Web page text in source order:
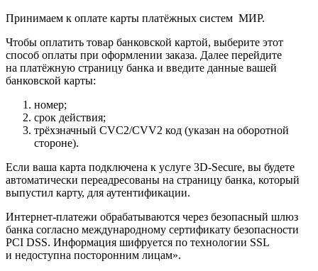
Принимаем к оплате карты платёжных систем МИР.
Чтобы оплатить товар банковской картой, выберите этот
способ оплаты при оформлении заказа. Далее перейдите
на платёжную страницу банка и введите данные вашей
банковской карты:
номер;
срок действия;
трёхзначный CVC2/CVV2 код (указан на оборотной
стороне).
Если ваша карта подключена к услуге 3D-Secure, вы будете
автоматически переадресованы на страницу банка, который
выпустил карту, для аутентификации.
Интернет-платежи обрабатываются через безопасный шлюз
банка согласно международному сертификату безопасности
PCI DSS. Информация шифруется по технологии SSL
и недоступна посторонним лицам».